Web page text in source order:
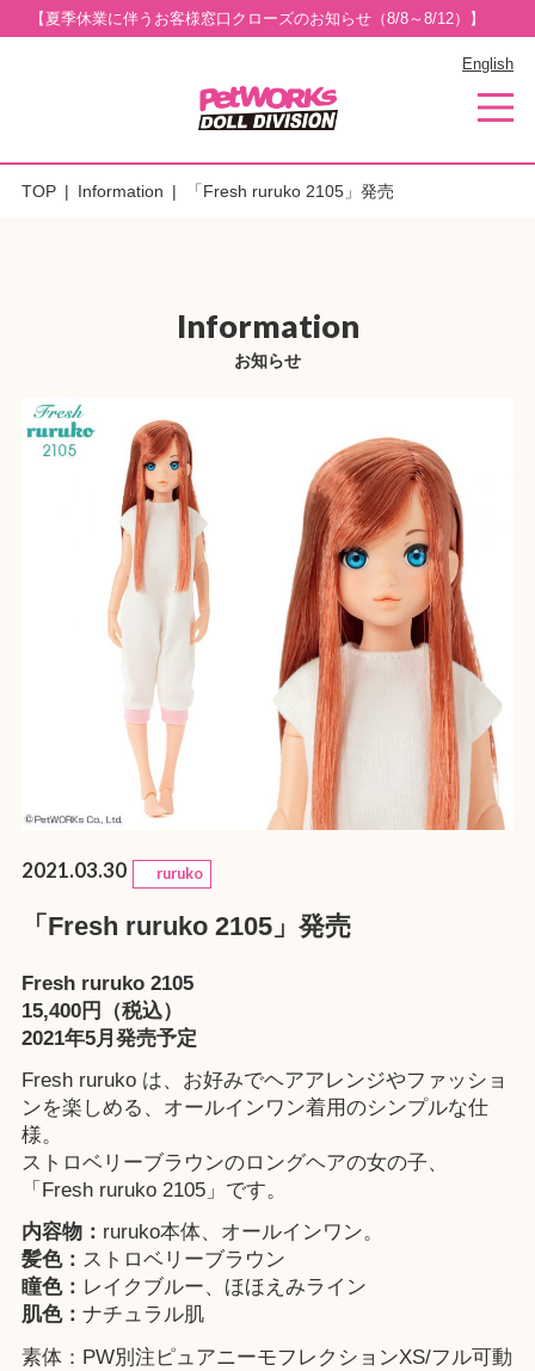
【夏季休業に伴うお客様窓口クローズのお知らせ（8/8～8/12）】
English
TOP Information 「Fresh ruruko 2105」発売
Information
お知らせ
2021.03.30 ruruko
「Fresh ruruko 2105」発売
Fresh ruruko 2105
15,400円（税込）
2021年5月発売予定
Fresh ruruko は、お好みでヘアアレンジやファッショ
ンを楽しめる、オールインワン着用のシンプルな仕
様。
ストロベリーブラウンのロングヘアの女の子、
「Fresh ruruko 2105」です。
内容物： ruruko本体、オールインワン。
髪色： ストロベリーブラウン
瞳色： レイクブルー、ほほえみライン
肌色： ナチュラル肌
素体：PW別注ピュアニーモフレクションXS/フル可動